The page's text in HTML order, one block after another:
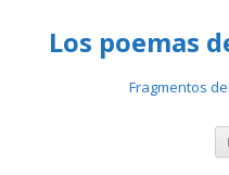
Los poemas
Fragmentos